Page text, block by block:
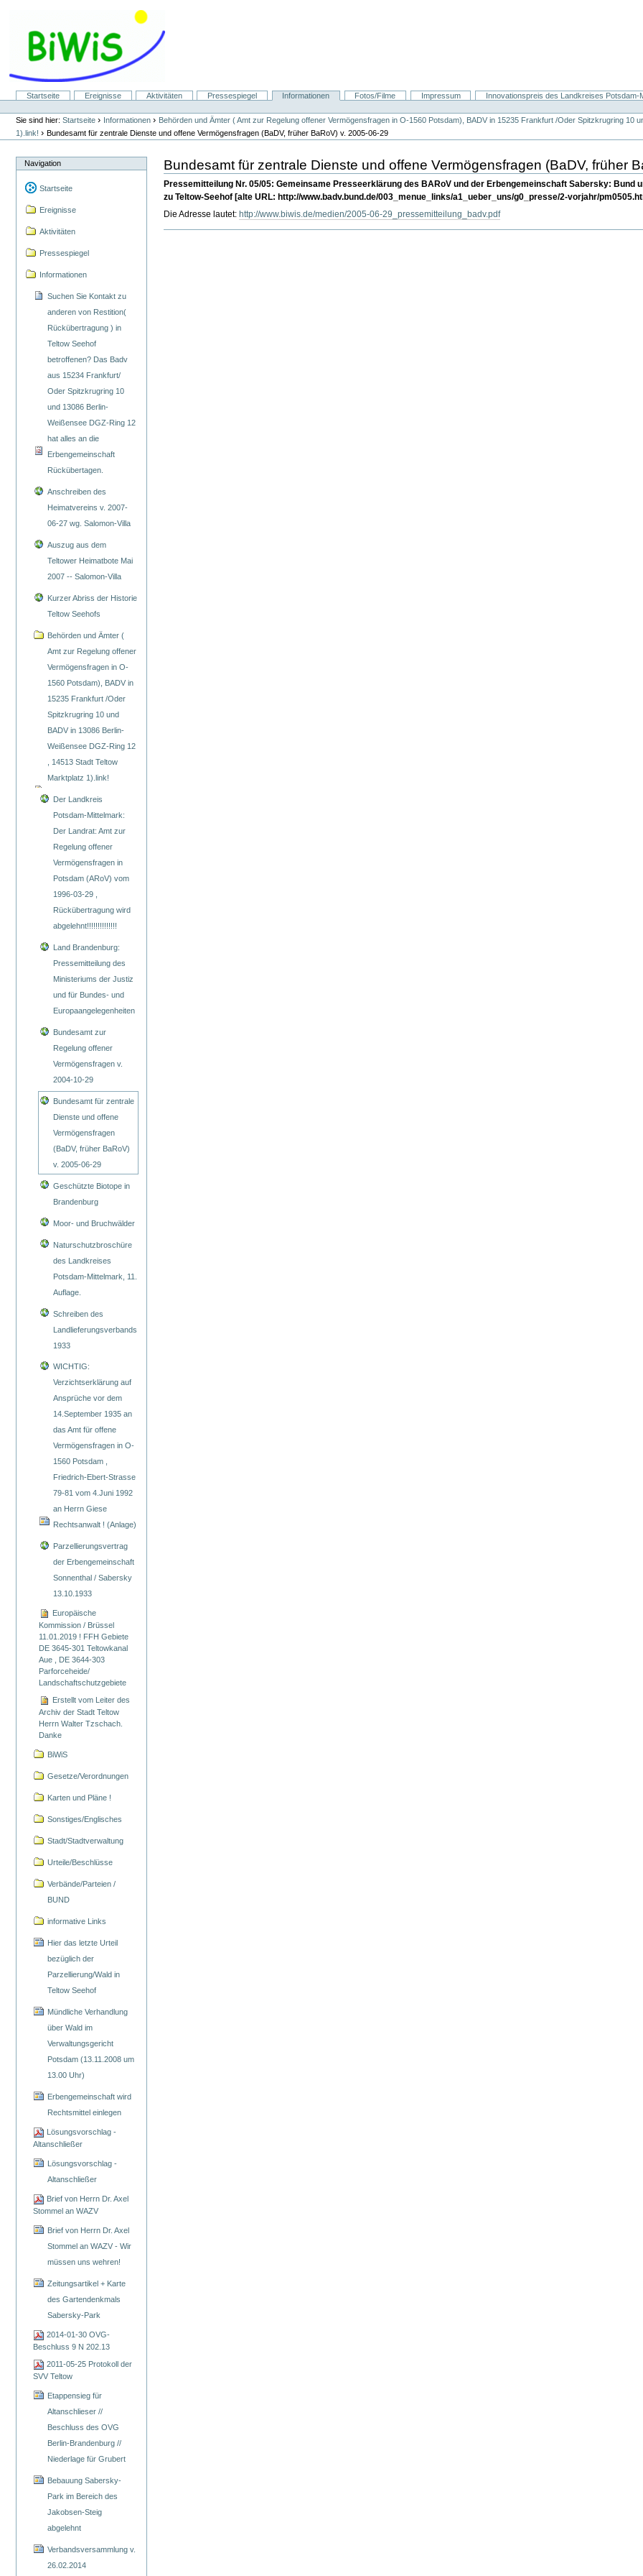
Navigation
SektionenStartseite Ereignisse Aktivitäten Pressespiegel Informationen Fotos/Filme Impressum
Innovationspreis des Landkreises
Benutzerspezifische
Werkzeuge
Sie sind hier: Startseite › Informationen › Behörden und Ämter ( Amt zur Regelung offener Vermögensfragen in O-1560 Potsdam), BADV in 15235 Frankfurt /Oder Spitzkrugring 10
1).link!›Bundesamt für zentrale Dienste und offene Vermögensfragen (BaDV, früher BaRoV) v. 2005-06-29
Navigation
Startseite
Ereignisse
Aktivitäten
Pressespiegel
Informationen
Suchen Sie Kontakt zu
anderen von Restition(
Rückübertragung ) in
Teltow Seehof
betroffenen? Das Badv
aus 15234 Frankfurt/
Oder Spitzkrugring 10
und 13086 Berlin-
Weißensee DGZ-Ring 12
hat alles an die
Erbengemeinschaft
Rückübertagen.
Anschreiben des
Heimatvereins v. 2007-
06-27 wg. Salomon-Villa
Auszug aus dem
Teltower Heimatbote Mai
2007 -- Salomon-Villa
Kurzer Abriss der Historie
Teltow Seehofs
Behörden und Ämter (
Amt zur Regelung offener
Vermögensfragen in O-
1560 Potsdam), BADV in
15235 Frankfurt /Oder
Spitzkrugring 10 und
BADV in 13086 Berlin-
Weißensee DGZ-Ring 12
, 14513 Stadt Teltow
Marktplatz 1).link!
Der Landkreis
Potsdam-Mittelmark:
Der Landrat: Amt zur
Regelung offener
Vermögensfragen in
Potsdam (ARoV) vom
1996-03-29 ,
Rückübertragung wird
abgelehnt!!!!!!!!!!!!!!
Land Brandenburg:
Pressemitteilung des
Ministeriums der Justiz
und für Bundes- und
Europaangelegenheiten
Bundesamt zur
Regelung offener
Vermögensfragen v.
2004-10-29
Bundesamt für zentrale
Dienste und offene
Vermögensfragen
(BaDV, früher BaRoV)
v. 2005-06-29
Geschützte Biotope in
Brandenburg
Moor- und Bruchwälder
Naturschutzbroschüre
des Landkreises
Potsdam-Mittelmark, 11.
Auflage.
Schreiben des
Landlieferungsverbands
1933
WICHTIG:
Verzichtserklärung auf
Ansprüche vor dem
14.September 1935 an
das Amt für offene
Vermögensfragen in O-
1560 Potsdam ,
Friedrich-Ebert-Strasse
79-81 vom 4.Juni 1992
an Herrn Giese
Rechtsanwalt ! (Anlage)
Parzellierungsvertrag
der Erbengemeinschaft
Sonnenthal / Sabersky
13.10.1933
Europäische
Kommission / Brüssel
11.01.2019 ! FFH Gebiete
DE 3645-301 Teltowkanal
Aue , DE 3644-303
Parforceheide/
Landschaftschutzgebiete
Erstellt vom Leiter des
Archiv der Stadt Teltow
Herrn Walter Tzschach.
Danke
BiWiS
Gesetze/Verordnungen
Karten und Pläne !
Sonstiges/Englisches
Stadt/Stadtverwaltung
Urteile/Beschlüsse
Verbände/Parteien /
BUND
informative Links
Hier das letzte Urteil
bezüglich der
Parzellierung/Wald in
Teltow Seehof
Mündliche Verhandlung
über Wald im
Verwaltungsgericht
Potsdam (13.11.2008 um
13.00 Uhr)
Erbengemeinschaft wird
Rechtsmittel einlegen
Lösungsvorschlag -
Altanschließer
Lösungsvorschlag -
Altanschließer
Brief von Herrn Dr. Axel
Stommel an WAZV
Brief von Herrn Dr. Axel
Stommel an WAZV - Wir
müssen uns wehren!
Zeitungsartikel + Karte
des Gartendenkmals
Sabersky-Park
2014-01-30 OVG-
Beschluss 9 N 202.13
2011-05-25 Protokoll der
SVV Teltow
Etappensieg für
Altanschlieser //
Beschluss des OVG
Berlin-Brandenburg //
Niederlage für Grubert
Bebauung Sabersky-
Park im Bereich des
Jakobsen-Steig
abgelehnt
Verbandsversammlung v.
26.02.2014
Bundesamt für zentrale Dienste und offene Vermögensfragen (BaDV, früher
Pressemitteilung Nr. 05/05: Gemeinsame Presseerklärung des BARoV und der Erbengemeinschaft Sabersky: Bund
zu Teltow-Seehof [alte URL: http://www.badv.bund.de/003_menue_links/a1_ueber_uns/g0_presse/2-vorjahr/
Die Adresse lautet: http://www.biwis.de/medien/2005-06-29_pressemitteilung_badv.pdf